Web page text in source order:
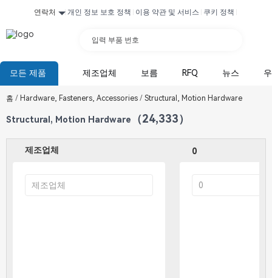
연락처 개인 정보 보호 정책 이용 약관 및 서비스 쿠키 정책
입력 부품 번호
모든 제품 제조업체 보름 RFQ 뉴스
홈 / Hardware, Fasteners, Accessories / Structural, Motion Hardware
Structural, Motion Hardware （24,333）
제조업체 0